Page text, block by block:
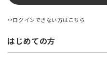
>>ログインできない方はこちら
はじめての方